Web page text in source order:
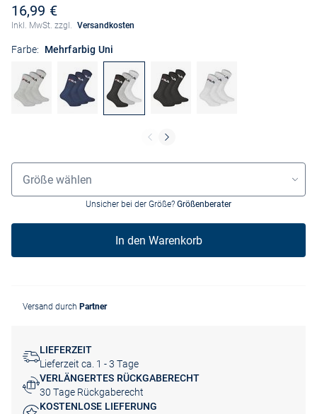
16,99 €
Inkl. MwSt. zzgl. Versandkosten
Farbe: Mehrfarbig Uni
Grössenauswahl
Größe wählen
Unsicher bei der Größe? Größenberater
In den Warenkorb
Versand durch Partner
LIEFERZEIT
Lieferzeit ca. 1 - 3 Tage
VERLÄNGERTES RÜCKGABERECHT
30 Tage Rückgaberecht
KOSTENLOSE LIEFERUNG